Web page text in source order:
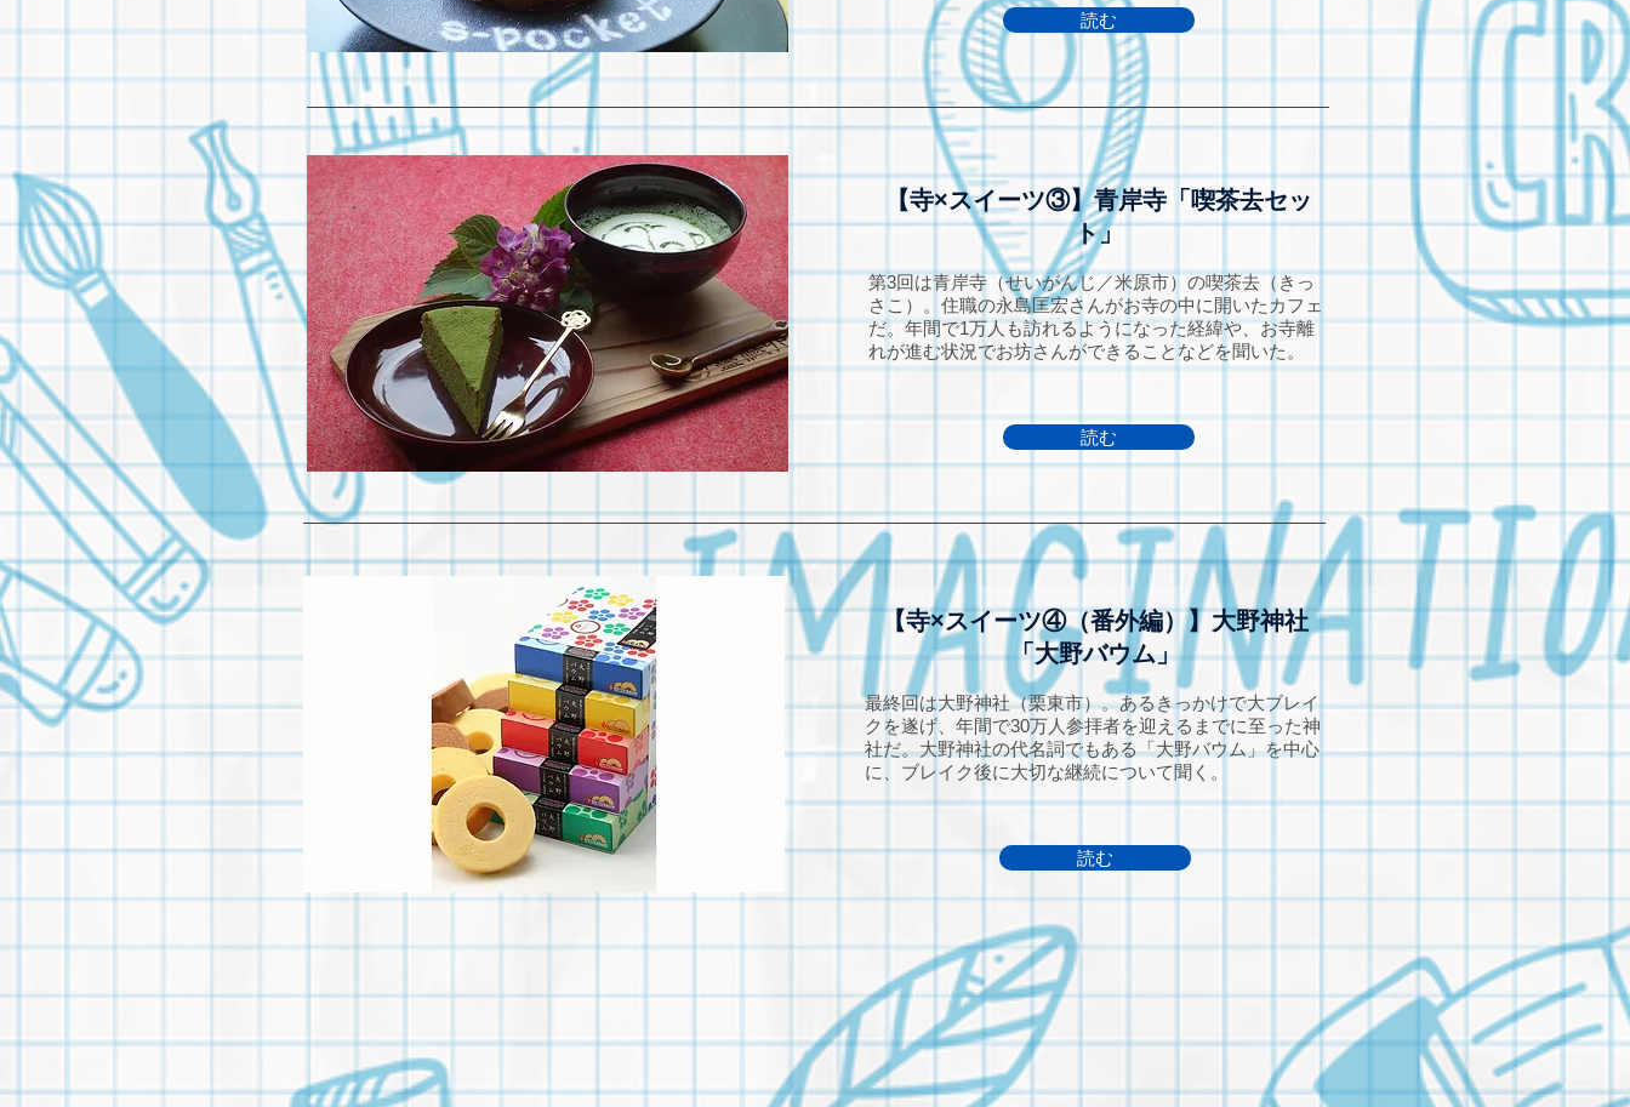
読む
【寺×スイーツ③】青岸寺「喫茶去セッ
ト」
第3回は青岸寺（せいがんじ／米原市）の喫茶去（きっ
さこ）。住職の永島匡宏さんがお寺の中に開いたカフェ
だ。年間で1万人も訪れるようになった経緯や、お寺離
れが進む状況でお坊さんができることなどを聞いた。
読む
【寺×スイーツ④（番外編）】大野神社
「大野バウム」
最終回は大野神社（栗東市）。あるきっかけで大ブレイ
クを遂げ、年間で30万人参拝者を迎えるまでに至った神
社だ。大野神社の代名詞でもある「大野バウム」を中心
に、ブレイク後に大切な継続について聞く。
読む